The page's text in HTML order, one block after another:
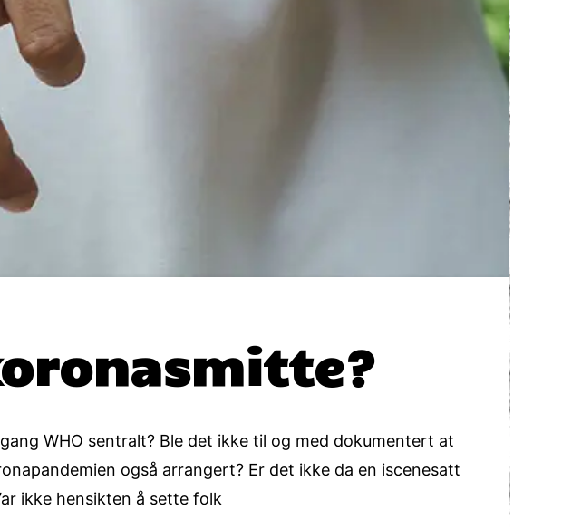
WHO sentralt? Ble det ikke til og med dokumentert at
også arrangert? Er det ikke da en iscenesatt
ikke hensikten å sette folk